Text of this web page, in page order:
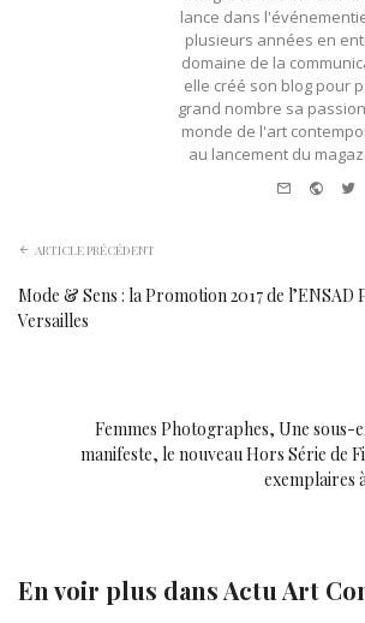
lance dans
plusieurs années en
domaine de la
elle créé son blog pour
grand nombre sa
monde de l'art
au lancement du
ARTICLE PRÉCÉDENT
Mode & Sens : la Promotion 2017 de l’ENSAD
Versailles
Femmes Photographes, Une sous-
manifeste, le nouveau Hors Série de
exemplaires
En voir plus dansActu Art